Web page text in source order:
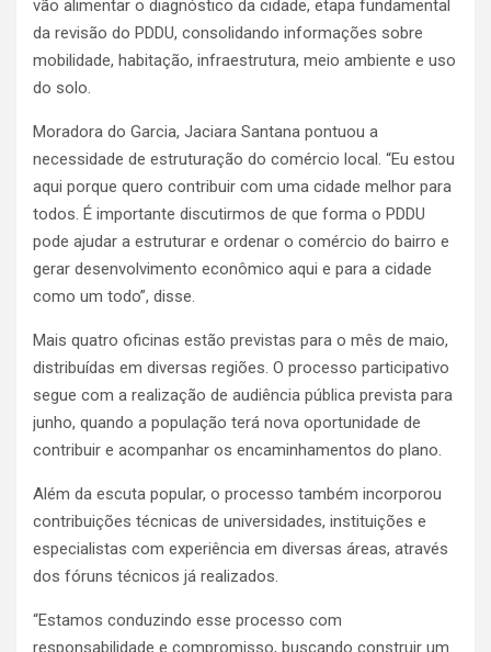
vão alimentar o diagnóstico da cidade, etapa fundamental
da revisão do PDDU, consolidando informações sobre
mobilidade, habitação, infraestrutura, meio ambiente e uso
do solo.
Moradora do Garcia, Jaciara Santana pontuou a
necessidade de estruturação do comércio local. “Eu estou
aqui porque quero contribuir com uma cidade melhor para
todos. É importante discutirmos de que forma o PDDU
pode ajudar a estruturar e ordenar o comércio do bairro e
gerar desenvolvimento econômico aqui e para a cidade
como um todo”, disse.
Mais quatro oficinas estão previstas para o mês de maio,
distribuídas em diversas regiões. O processo participativo
segue com a realização de audiência pública prevista para
junho, quando a população terá nova oportunidade de
contribuir e acompanhar os encaminhamentos do plano.
Além da escuta popular, o processo também incorporou
contribuições técnicas de universidades, instituições e
especialistas com experiência em diversas áreas, através
dos fóruns técnicos já realizados.
“Estamos conduzindo esse processo com
responsabilidade e compromisso, buscando construir um